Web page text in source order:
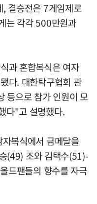
결승전은 7게임제로
는 각각 500만원과
과 혼합복식은 여자
다. 대한탁구협회 관
등으로 참가 인원이 모
다"고 설명했다.
복식에서 금메달을
(49) 조와 김택수(51)-
드팬들의 향수를 자극